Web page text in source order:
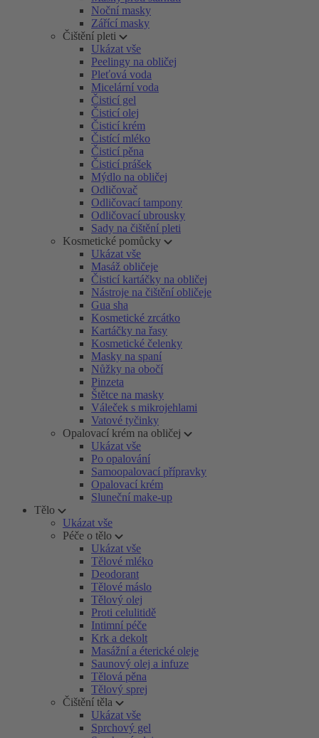
Noční masky
Zářící masky
Čištění pleti
Ukázat vše
Peelingy na obličej
Pleťová voda
Micelární voda
Čisticí gel
Čisticí olej
Čisticí krém
Čistící mléko
Čisticí pěna
Čisticí prášek
Mýdlo na obličej
Odličovač
Odličovací tampony
Odličovací ubrousky
Sady na čištění pleti
Kosmetické pomůcky
Ukázat vše
Masáž obličeje
Čisticí kartáčky na obličej
Nástroje na čištění obličeje
Gua sha
Kosmetické zrcátko
Kartáčky na řasy
Kosmetické čelenky
Masky na spaní
Nůžky na obočí
Pinzeta
Štětce na masky
Váleček s mikrojehlami
Vatové tyčinky
Opalovací krém na obličej
Ukázat vše
Po opalování
Samoopalovací přípravky
Opalovací krém
Sluneční make-up
Tělo
Ukázat vše
Péče o tělo
Ukázat vše
Tělové mléko
Deodorant
Tělové máslo
Tělový olej
Proti celulitidě
Intimní péče
Krk a dekolt
Masážní a éterické oleje
Saunový olej a infuze
Tělová pěna
Tělový sprej
Čištění těla
Ukázat vše
Sprchový gel